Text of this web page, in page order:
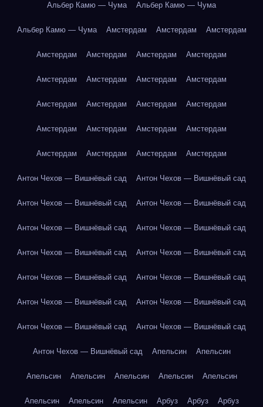
Альбер Камю — Чума Альбер Камю — Чума
Альбер Камю — Чума Амстердам Амстердам Амстердам
Амстердам Амстердам Амстердам Амстердам
Амстердам Амстердам Амстердам Амстердам
Амстердам Амстердам Амстердам Амстердам
Амстердам Амстердам Амстердам Амстердам
Амстердам Амстердам Амстердам Амстердам
Антон Чехов — Вишнёвый сад Антон Чехов — Вишнёвый сад
Антон Чехов — Вишнёвый сад Антон Чехов — Вишнёвый сад
Антон Чехов — Вишнёвый сад Антон Чехов — Вишнёвый сад
Антон Чехов — Вишнёвый сад Антон Чехов — Вишнёвый сад
Антон Чехов — Вишнёвый сад Антон Чехов — Вишнёвый сад
Антон Чехов — Вишнёвый сад Антон Чехов — Вишнёвый сад
Антон Чехов — Вишнёвый сад Антон Чехов — Вишнёвый сад
Антон Чехов — Вишнёвый сад Апельсин Апельсин
Апельсин Апельсин Апельсин Апельсин Апельсин
Апельсин Апельсин Апельсин Арбуз Арбуз Арбуз